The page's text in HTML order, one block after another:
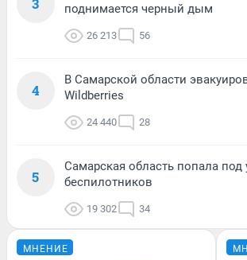
поднимается черный дым
26 213 56
4
В Самарской области
Wildberries
24 440 28
5
Самарская область попала под
беспилотников
19 302 34
МНЕНИЕ